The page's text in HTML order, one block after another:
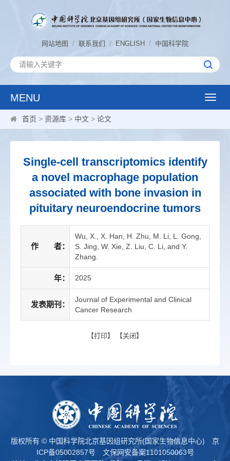
网站地图 / 联系我们 / ENGLISH / 中国科学院
MENU
Toggle
首页 > 资源库 > 中文 > 论文
Single-cell transcriptomics identify
a novel macrophage population
associated with bone invasion in
pituitary neuroendocrine tumors
作 者：
Wu, X., X. Han, H. Zhu, M. Li, L. Gong,
S. Jing, W. Xie, Z. Liu, C. Li, and Y.
Zhang.
年： 2025
发表期刊：
Journal of Experimental and Clinical
Cancer Research
【打印】 【关闭 】
版权所有 © 中国科学院北京基因组研究所(国家生物信息中心) 京
ICP备05002857号
文保网安备案1101050063号